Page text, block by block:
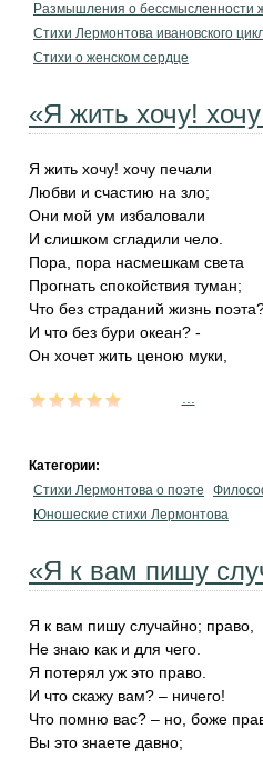
Размышления о бессмысленности
Стихи Лермонтова ивановского
Стихи о женском сердце
«Я жить хочу!
Я жить хочу! хочу печали
Любви и счастию на зло;
Они мой ум избаловали
И слишком сгладили чело.
Пора, пора насмешкам света
Прогнать спокойствия туман;
Что без страданий жизнь
И что без бури океан? -
Он хочет жить ценою муки,
Категории:
Стихи Лермонтова о поэте
Юношеские стихи Лермонтова
«Я к вам пишу
Я к вам пишу случайно; право,
Не знаю как и для чего.
Я потерял уж это право.
И что скажу вам? – ничего!
Что помню вас? – но, боже
Вы это знаете давно;